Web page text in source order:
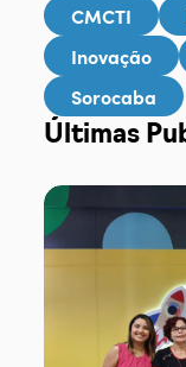
Últimas
CMCTI
Inovação
Sorocaba